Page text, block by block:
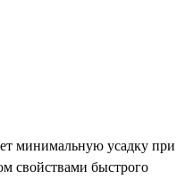
минимальную усадку при
свойствами быстрого